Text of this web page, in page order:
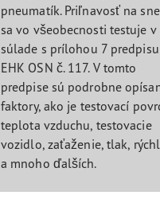
pneumatík. Priľnavosť na
sa vo všeobecnosti testuje v
súlade s prílohou 7 predpisu
EHK OSN č. 117. V tomto
predpise sú podrobne
faktory, ako je testovací
teplota vzduchu, testovacie
vozidlo, zaťaženie, tlak,
a mnoho ďalších.